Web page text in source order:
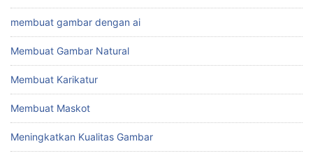
membuat gambar dengan ai
Membuat Gambar Natural
Membuat Karikatur
Membuat Maskot
Meningkatkan Kualitas Gambar